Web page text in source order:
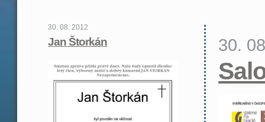
30. 08. 2012
Jan Štorkán 30.